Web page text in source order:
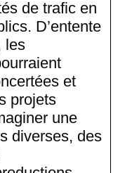
de trafic en
D’entente
les
et
projets
une
diverses, des